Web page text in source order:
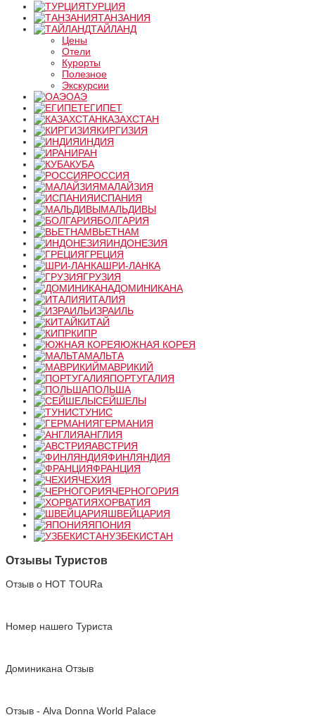
ТУРЦИЯ
ТАНЗАНИЯ
ТАЙЛАНД
Цены
Отели
Курорты
Полезное
Экскурсии
ОАЭ
ЕГИПЕТ
КАЗАХСТАН
КИРГИЗИЯ
ИНДИЯ
ИРАН
КУБА
РОССИЯ
МАЛАЙЗИЯ
ИСПАНИЯ
МАЛЬДИВЫ
БОЛГАРИЯ
ВЬЕТНАМ
ИНДОНЕЗИЯ
ГРЕЦИЯ
ШРИ-ЛАНКА
ГРУЗИЯ
ДОМИНИКАНА
ИТАЛИЯ
ИЗРАИЛЬ
КИТАЙ
КИПР
ЮЖНАЯ КОРЕЯ
МАЛЬТА
МАВРИКИЙ
ПОРТУГАЛИЯ
ПОЛЬША
СЕЙШЕЛЫ
ТУНИС
ГЕРМАНИЯ
АНГЛИЯ
АВСТРИЯ
ФИНЛЯНДИЯ
ФРАНЦИЯ
ЧЕХИЯ
ЧЕРНОГОРИЯ
ХОРВАТИЯ
ШВЕЙЦАРИЯ
ЯПОНИЯ
УЗБЕКИСТАН
Отзывы Туристов
Отзыв о HOT TOURа
Номер нашего Туриста
Доминикана Отзыв
Отзыв - Alva Donna World Palace